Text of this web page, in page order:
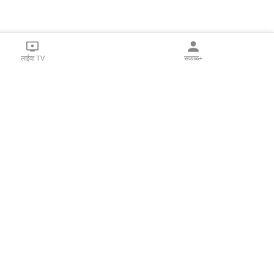
लाईव्ह TV सकाळ+